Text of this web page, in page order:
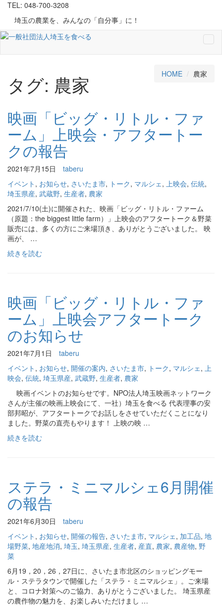
TEL: 048-700-3208
埼玉の農業を、みんなの「自分事」に！
タグ: 農家 HOME 農家
映画「ビッグ・リトル・ファ
ーム」上映会・アフタートー
クの報告
2021年7月15日
taberu
イベント , お知らせ, さいたま市, トーク, マルシェ, 上映会, 伝統,
埼玉県産, 武蔵野, 生産者, 農家
2021/7/10(土)に開催された、映画「ビッグ・リトル・ファーム
（原題：the biggest little farm）」上映会のアフタートーク＆野菜
販売には、多くの方にご来場頂き、ありがとうございました。 映
画が、 …
続きを読む
映画「ビッグ・リトル・ファ
ーム」上映会アフタートーク
のお知らせ
2021年7月1日
taberu
イベント , お知らせ, 開催の案内, さいたま市, トーク, マルシェ, 上
映会, 伝統, 埼玉県産, 武蔵野, 生産者, 農家
映画イベントのお知らせです。NPO法人埼玉映画ネットワーク
さんが主催の映画上映会にて、一社）埼玉を食べる 代表理事の安
部邦昭が、アフタートークでお話しをさせていただくことになり
ました。野菜の直売もやります！ 上映の映 …
続きを読む
ステラ・ミニマルシェ6月開催
の報告
2021年6月30日
taberu
イベント , お知らせ, 開催の報告, さいたま市, マルシェ, 加工品, 地
場野菜, 地産地消, 埼玉, 埼玉県産, 生産者, 産直, 農家, 農産物, 野
菜
6月19，20，26，27日に、さいたま市北区のショッピングモー
ル・ステラタウンで開催した「ステラ・ミニマルシェ」。ご来場
と、コロナ対策へのご協力、ありがとうございました。 埼玉県産
の農作物の魅力を、お楽しみいただけまし …